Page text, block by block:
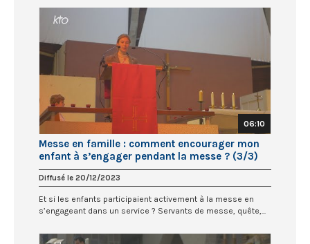
06:10
Messe en famille : comment encourager mon
enfant à s’engager pendant la messe ? (3/3)
Diffusé le 20/12/2023
Et si les enfants participaient activement à la messe en
s’engageant dans un service ? Servants de messe, quête,...